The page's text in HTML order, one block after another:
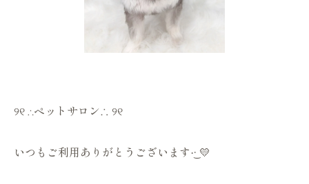
୨୧ ∴ペットサロン∴ ୨୧
いつもご利用ありがとうございます·͜· 💛